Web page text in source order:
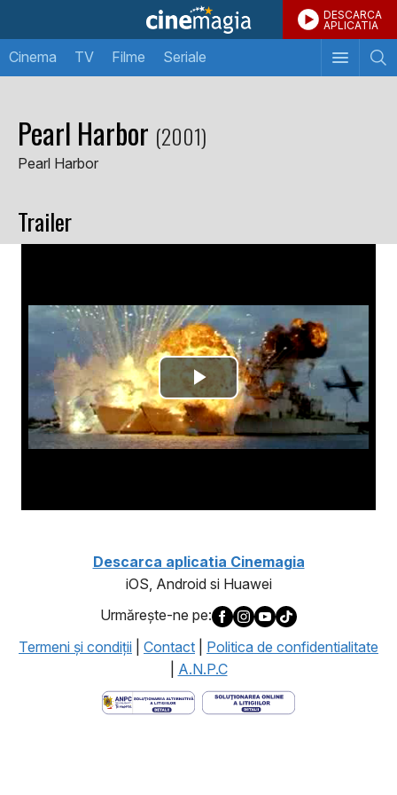
DESCARCA
APLICATIA
Cinema TV Filme Seriale
Pearl Harbor (2001)
Pearl Harbor
Trailer
Descarca aplicatia Cinemagia
iOS, Android si Huawei
Urmăreşte-ne pe:
Termeni şi condiţii
Contact
Politica de confidentialitate
A.N.P.C